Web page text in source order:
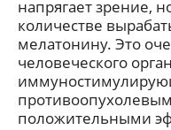
напрягает зрение,
количестве
мелатонину. Это
человеческого
положительными